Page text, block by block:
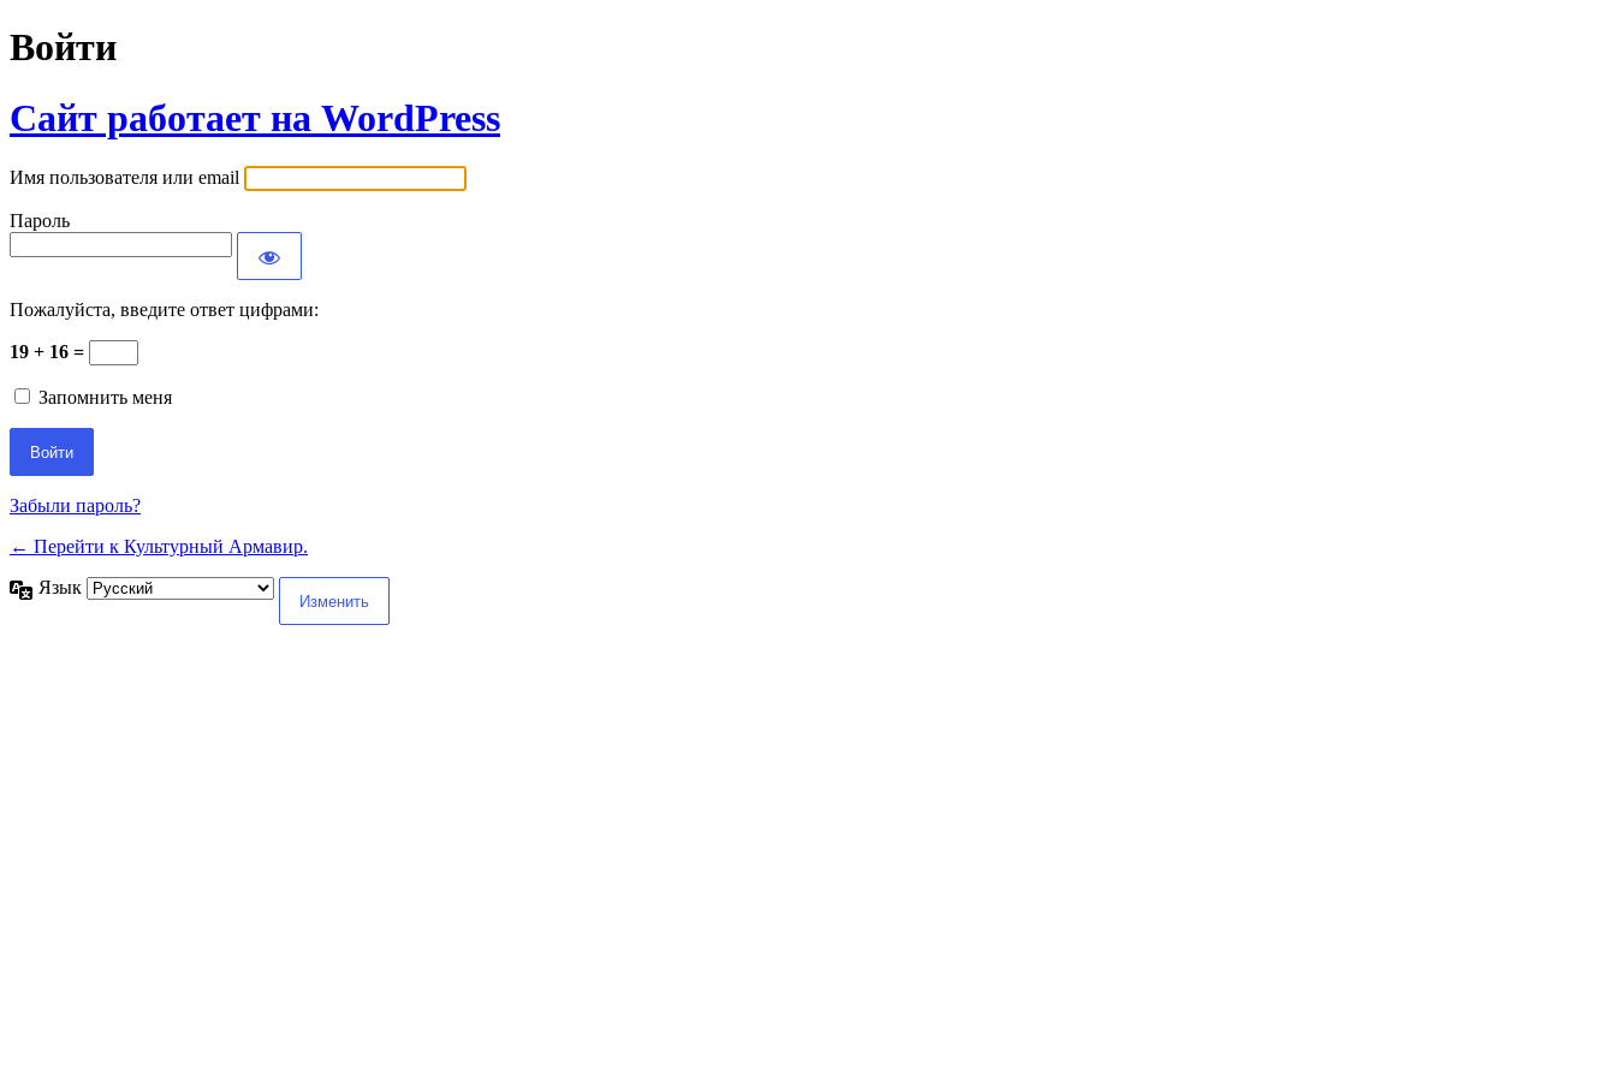
Войти
Сайт работает на WordPress
Имя пользователя или email
Пароль
Пожалуйста, введите ответ цифрами:
19 + 16 =
Запомнить меня
Забыли пароль?
← Перейти к Культурный Армавир.
Язык